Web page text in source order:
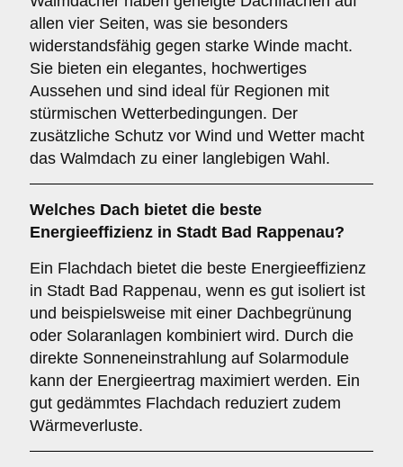
allen vier Seiten, was sie besonders
widerstandsfähig gegen starke Winde macht.
Sie bieten ein elegantes, hochwertiges
Aussehen und sind ideal für Regionen mit
stürmischen Wetterbedingungen. Der
zusätzliche Schutz vor Wind und Wetter macht
das Walmdach zu einer langlebigen Wahl.
Welches Dach bietet die beste
Energieeffizienz in Stadt Bad Rappenau?
Ein Flachdach bietet die beste Energieeffizienz
in Stadt Bad Rappenau, wenn es gut isoliert ist
und beispielsweise mit einer Dachbegrünung
oder Solaranlagen kombiniert wird. Durch die
direkte Sonneneinstrahlung auf Solarmodule
kann der Energieertrag maximiert werden. Ein
gut gedämmtes Flachdach reduziert zudem
Wärmeverluste.